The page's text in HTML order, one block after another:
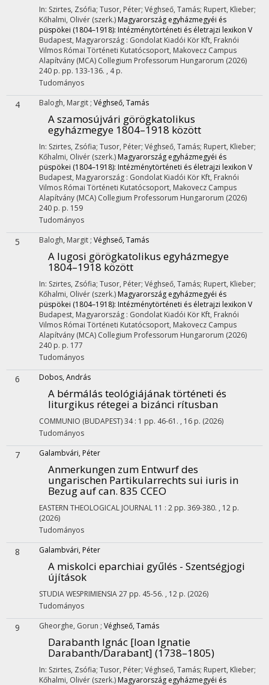
In: Szirtes, Zsófia; Tusor, Péter; Véghseő, Tamás; Rupert, Klieber;
Kőhalmi, Olivér (szerk.) Magyarország egyházmegyéi és
püspökei (1804–1918): Intézménytörténeti és életrajzi lexikon V
Budapest, Magyarország : Gondolat Kiadói Kör Kft, Fraknói
Vilmos Római Történeti Kutatócsoport, Makovecz Campus
Alapítvány (MCA) Collegium Professorum Hungarorum (2026)
240 p. pp. 133-136. , 4 p.
Tudományos
4 Balogh, Margit ; Véghseő, Tamás
A szamosújvári görögkatolikus
egyházmegye 1804–1918 között
In: Szirtes, Zsófia; Tusor, Péter; Véghseő, Tamás; Rupert, Klieber;
Kőhalmi, Olivér (szerk.) Magyarország egyházmegyéi és
püspökei (1804–1918): Intézménytörténeti és életrajzi lexikon V
Budapest, Magyarország : Gondolat Kiadói Kör Kft, Fraknói
Vilmos Római Történeti Kutatócsoport, Makovecz Campus
Alapítvány (MCA) Collegium Professorum Hungarorum (2026)
240 p. p. 159
Tudományos
5 Balogh, Margit ; Véghseő, Tamás
A lugosi görögkatolikus egyházmegye
1804–1918 között
In: Szirtes, Zsófia; Tusor, Péter; Véghseő, Tamás; Rupert, Klieber;
Kőhalmi, Olivér (szerk.) Magyarország egyházmegyéi és
püspökei (1804–1918): Intézménytörténeti és életrajzi lexikon V
Budapest, Magyarország : Gondolat Kiadói Kör Kft, Fraknói
Vilmos Római Történeti Kutatócsoport, Makovecz Campus
Alapítvány (MCA) Collegium Professorum Hungarorum (2026)
240 p. p. 177
Tudományos
6 Dobos, András
A bérmálás teológiájának történeti és
liturgikus rétegei a bizánci rítusban
COMMUNIO (BUDAPEST)34: 1 pp. 46-61. , 16 p. (2026)
Tudományos
7 Galambvári, Péter
Anmerkungen zum Entwurf des
ungarischen Partikularrechts sui iuris in
Bezug auf can. 835 CCEO
EASTERN THEOLOGICAL JOURNAL 11 : 2 pp. 369-380. , 12 p.
(2026)
Tudományos
8 Galambvári, Péter
A miskolci eparchiai gyűlés - Szentségjogi
újítások
STUDIA WESPRIMIENSIA27 pp. 45-56. , 12 p. (2026)
Tudományos
9 Gheorghe, Gorun ; Véghseő, Tamás
Darabanth Ignác [Ioan Ignatie
Darabanth/Darabant] (1738–1805)
In: Szirtes, Zsófia; Tusor, Péter; Véghseő, Tamás; Rupert, Klieber;
Kőhalmi, Olivér (szerk.) Magyarország egyházmegyéi és